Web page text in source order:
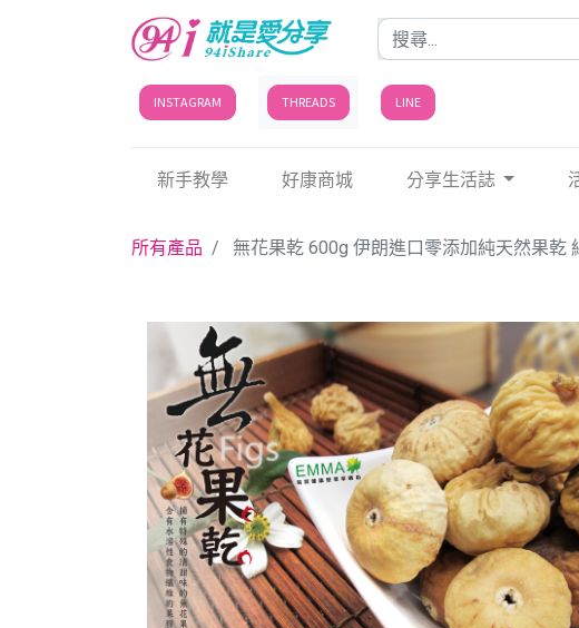
INSTAGRAM THREADS LINE
新手教學 好康商城 分享生活誌
所有產品 無花果乾 600g 伊朗進口零添加純天然果乾